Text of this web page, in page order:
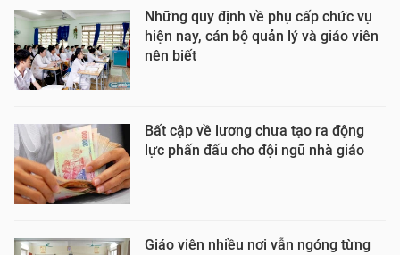
Những quy định về phụ cấp chức vụ
hiện nay, cán bộ quản lý và giáo viên
nên biết
Bất cập về lương chưa tạo ra động
lực phấn đấu cho đội ngũ nhà giáo
Giáo viên nhiều nơi vẫn ngóng từng